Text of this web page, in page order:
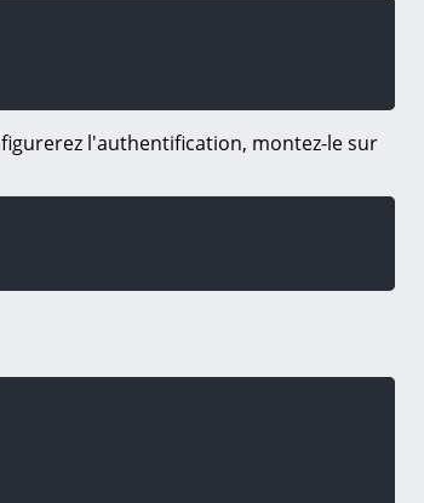
l'authentification, montez-le sur